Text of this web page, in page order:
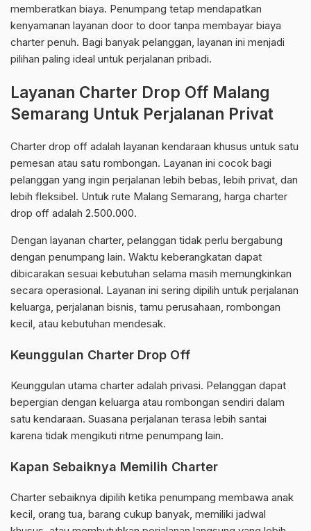
memberatkan biaya. Penumpang tetap mendapatkan
kenyamanan layanan door to door tanpa membayar biaya
charter penuh. Bagi banyak pelanggan, layanan ini menjadi
pilihan paling ideal untuk perjalanan pribadi.
Layanan Charter Drop Off Malang
Semarang Untuk Perjalanan Privat
Charter drop off adalah layanan kendaraan khusus untuk satu
pemesan atau satu rombongan. Layanan ini cocok bagi
pelanggan yang ingin perjalanan lebih bebas, lebih privat, dan
lebih fleksibel. Untuk rute Malang Semarang, harga charter
drop off adalah 2.500.000.
Dengan layanan charter, pelanggan tidak perlu bergabung
dengan penumpang lain. Waktu keberangkatan dapat
dibicarakan sesuai kebutuhan selama masih memungkinkan
secara operasional. Layanan ini sering dipilih untuk perjalanan
keluarga, perjalanan bisnis, tamu perusahaan, rombongan
kecil, atau kebutuhan mendesak.
Keunggulan Charter Drop Off
Keunggulan utama charter adalah privasi. Pelanggan dapat
bepergian dengan keluarga atau rombongan sendiri dalam
satu kendaraan. Suasana perjalanan terasa lebih santai
karena tidak mengikuti ritme penumpang lain.
Kapan Sebaiknya Memilih Charter
Charter sebaiknya dipilih ketika penumpang membawa anak
kecil, orang tua, barang cukup banyak, memiliki jadwal